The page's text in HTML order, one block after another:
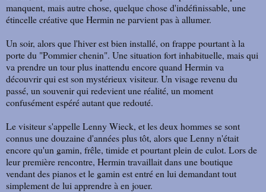
manquent, mais autre chose, quelque chose d'indéfinissable, une
étincelle créative que Hermin ne parvient pas à allumer.
Un soir, alors que l'hiver est bien installé, on frappe pourtant à la
porte du "Pommier chenin". Une situation fort inhabituelle, mais qui
va prendre un tour plus inattendu encore quand Hermin va
découvrir qui est son mystérieux visiteur. Un visage revenu du
passé, un souvenir qui redevient une réalité, un moment
confusément espéré autant que redouté.
Le visiteur s'appelle Lenny Wieck, et les deux hommes se sont
connus une douzaine d'années plus tôt, alors que Lenny n'était
encore qu'un gamin, frêle, timide et pourtant plein de culot. Lors de
leur première rencontre, Hermin travaillait dans une boutique
vendant des pianos et le gamin est entré en lui demandant tout
simplement de lui apprendre à en jouer.